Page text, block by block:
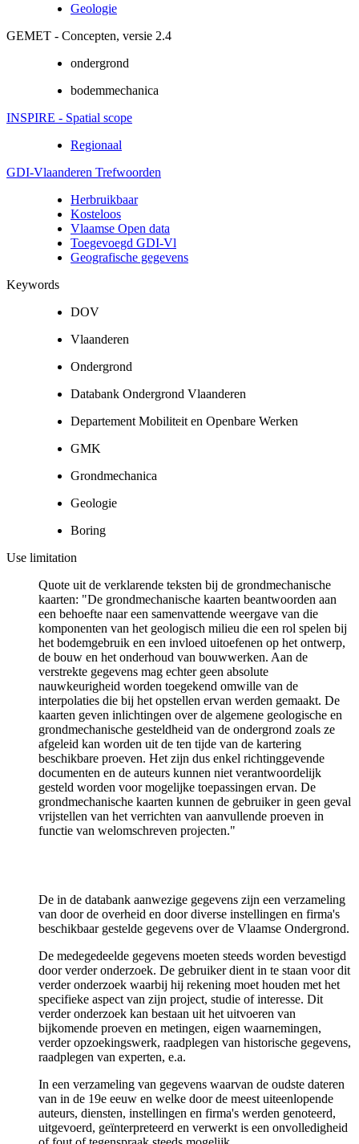
Geologie
GEMET - Concepten, versie 2.4
ondergrond
bodemmechanica
INSPIRE - Spatial scope
Regionaal
GDI-Vlaanderen Trefwoorden
Herbruikbaar
Kosteloos
Vlaamse Open data
Toegevoegd GDI-Vl
Geografische gegevens
Keywords
DOV
Vlaanderen
Ondergrond
Databank Ondergrond Vlaanderen
Departement Mobiliteit en Openbare Werken
GMK
Grondmechanica
Geologie
Boring
Use limitation
Quote uit de verklarende teksten bij de grondmechanische
kaarten: "De grondmechanische kaarten beantwoorden aan
een behoefte naar een samenvattende weergave van die
komponenten van het geologisch milieu die een rol spelen bij
het bodemgebruik en een invloed uitoefenen op het ontwerp,
de bouw en het onderhoud van bouwwerken. Aan de
verstrekte gegevens mag echter geen absolute
nauwkeurigheid worden toegekend omwille van de
interpolaties die bij het opstellen ervan werden gemaakt. De
kaarten geven inlichtingen over de algemene geologische en
grondmechanische gesteldheid van de ondergrond zoals ze
afgeleid kan worden uit de ten tijde van de kartering
beschikbare proeven. Het zijn dus enkel richtinggevende
documenten en de auteurs kunnen niet verantwoordelijk
gesteld worden voor mogelijke toepassingen ervan. De
grondmechanische kaarten kunnen de gebruiker in geen geval
vrijstellen van het verrichten van aanvullende proeven in
functie van welomschreven projecten."
De in de databank aanwezige gegevens zijn een verzameling
van door de overheid en door diverse instellingen en firma's
beschikbaar gestelde gegevens over de Vlaamse Ondergrond.
De medegedeelde gegevens moeten steeds worden bevestigd
door verder onderzoek. De gebruiker dient in te staan voor dit
verder onderzoek waarbij hij rekening moet houden met het
specifieke aspect van zijn project, studie of interesse. Dit
verder onderzoek kan bestaan uit het uitvoeren van
bijkomende proeven en metingen, eigen waarnemingen,
verder opzoekingswerk, raadplegen van historische gegevens,
raadplegen van experten, e.a.
In een verzameling van gegevens waarvan de oudste dateren
van in de 19e eeuw en welke door de meest uiteenlopende
auteurs, diensten, instellingen en firma's werden genoteerd,
uitgevoerd, geïnterpreteerd en verwerkt is een onvolledigheid